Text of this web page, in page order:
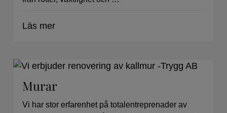
Läs mer
Murar
Vi har stor erfarenhet på totalentreprenader av